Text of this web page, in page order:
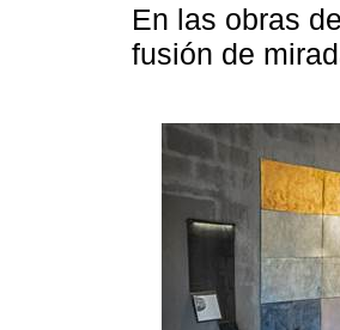
En las obras
fusión de